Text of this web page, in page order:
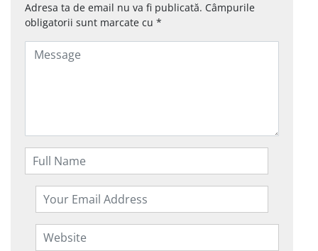
Adresa ta de email nu va fi publicată. Câmpurile
obligatorii sunt marcate cu *